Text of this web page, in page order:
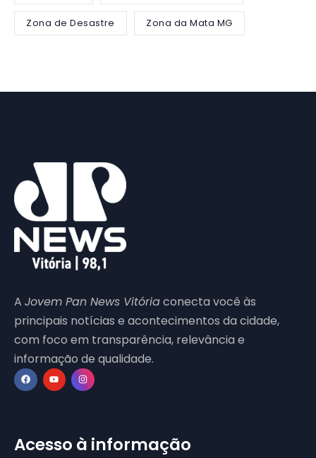
Zona de Desastre Zona da Mata MG
A Jovem Pan News Vitóriaconecta você às
principais notícias e acontecimentos da cidade,
com foco em transparência, relevância e
informação de qualidade.
Acesso à informação